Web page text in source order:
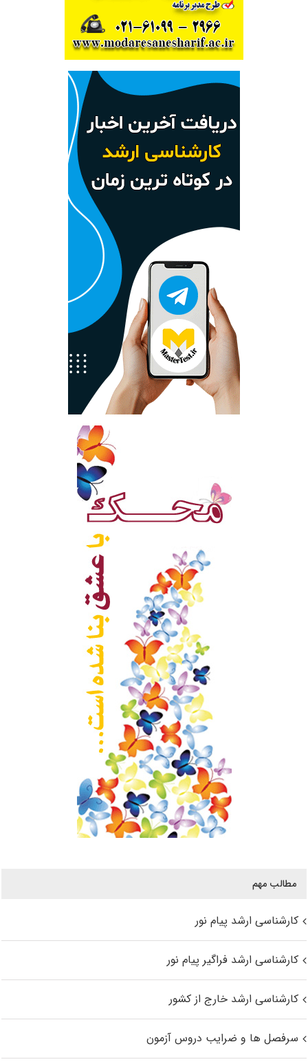
مطالب مهم
کارشناسی ارشد پیام نور
کارشناسی ارشد فراگیر پیام نور
کارشناسی ارشد خارج از کشور
سرفصل ها و ضرایب دروس آزمون